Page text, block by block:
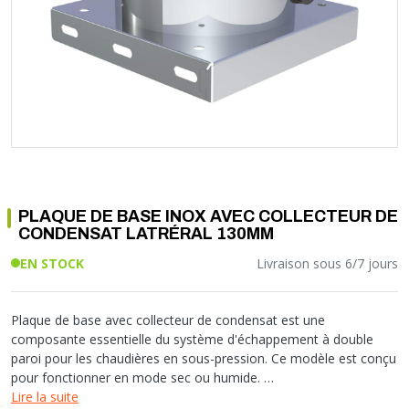
RACCORD PE (POLYÉTHYLÈNE)
RACCORD GALVA
RACCORD INOX
TUBE LAITON ET ECROU
ROBINET
FLEXIBLE
ETANCHÉITÉ RACCORDEMENT
FIXATION ET SUPPORT
RÉDUCTEUR DE PRESSION
COMPTEUR ET ACCESSOIRE
FILTRATION
Soupape différentielle
Température
Vase d'expansion
Vanne de Température
Vanne de zone
SOLAIRE
PAC
CHAUDIÈRE
TUBAGE CHEMINÉE CHAUDIÈRE POÊLE
EQUIPEMENT INDUSTRIEL
COMMUNICATION
COLLIER ET FIXATION
LAMPE ET TORCHE
PILES ET ACCUMULATEURS
BLOC DE SÉCURITÉ
SYSTÈMES DE SÉCURITÉ
VMC ET VENTILATION
TRAPPE CHATIÈRE ET HUBLOT
PLOMBERIE PER
VOTRE SOLUTION CHAUFFAGE
PLAQUE DE BASE INOX AVEC COLLECTEUR DE
CONDENSAT LATRÉRAL 130MM
EN STOCK Livraison sous 6/7 jours
Plaque de base avec collecteur de condensat est une
composante essentielle du système d'échappement à double
paroi pour les chaudières en sous-pression. Ce modèle est conçu
pour fonctionner en mode sec ou humide.
Lire la suite